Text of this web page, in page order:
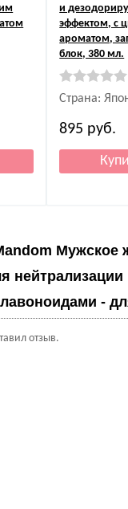
и
эффектом, с
ароматом,
блок, 380 мл.
Страна:
895 руб.
Мужское
-
отзыв.